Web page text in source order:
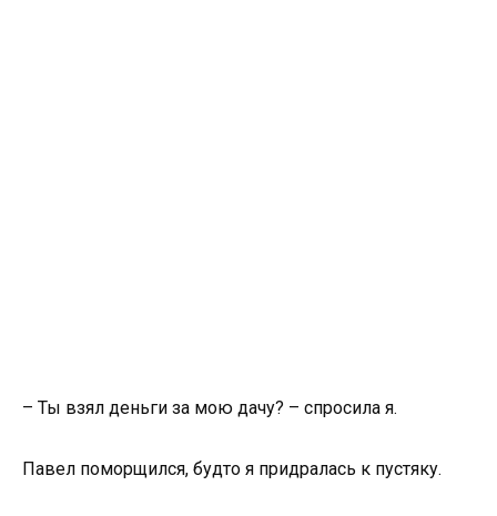
– Ты взял деньги за мою дачу? – спросила я.
Павел поморщился, будто я придралась к пустяку.